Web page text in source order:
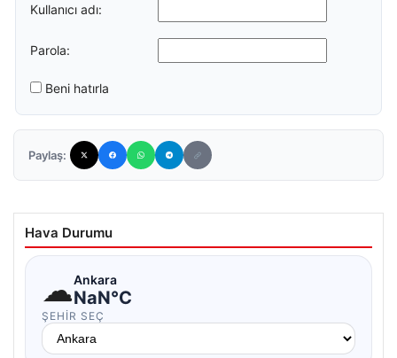
Kullanıcı adı:
Parola:
Beni hatırla
Paylaş:
Hava Durumu
☁Ankara
NaN°C
ŞEHIR SEÇ